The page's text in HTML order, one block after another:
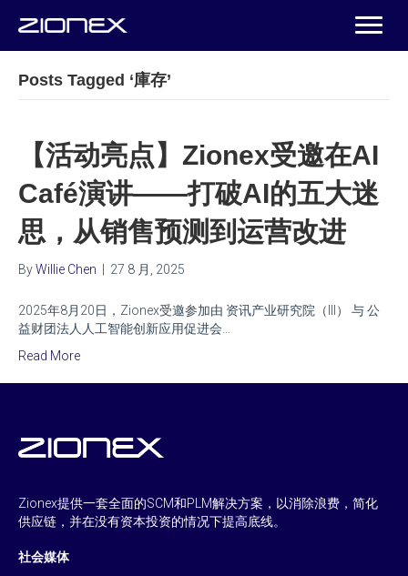
Posts Tagged ‘庫存’
【活动亮点】Zionex受邀在AI
Café演讲——打破AI的五大迷
思，从销售预测到运营改进
ByWillie Chen 27 8 月, 2025
2025年8月20日，Zionex受邀参加由 资讯产业研究院（III） 与 公
益财团法人人工智能创新应用促进会…
Read More
Zionex提供一套全面的SCM和PLM解决方案，以消除浪费，简化
供应链，并在没有资本投资的情况下提高底线。
社会媒体